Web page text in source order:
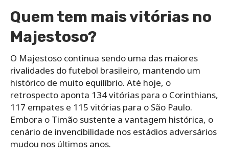
Quem tem mais vitórias no
Majestoso?
O Majestoso continua sendo uma das maiores
rivalidades do futebol brasileiro, mantendo um
histórico de muito equilíbrio. Até hoje, o
retrospecto aponta 134 vitórias para o Corinthians,
117 empates e 115 vitórias para o São Paulo.
Embora o Timão sustente a vantagem histórica, o
cenário de invencibilidade nos estádios adversários
mudou nos últimos anos.